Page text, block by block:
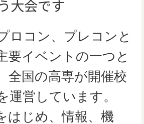
大会です
ロコン、プレコンと
要イベントの一つと
全国の高専が開催校
運営しています。
はじめ、情報、機